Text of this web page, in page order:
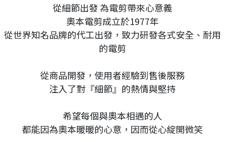
從細節出發 為電剪帶來心意義
奧本電剪成立於1977年
從世界知名品牌的代工出發，致力研發各式安全、耐用
的電剪
從商品開發，使用者經驗到售後服務
注入了對『細節』的熱情與堅持
希望每個與奧本相遇的人
都能因為奧本暖暖的心意，因而從心綻開微笑